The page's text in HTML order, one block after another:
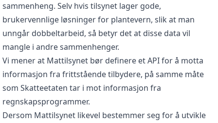
sammenheng. Selv hvis tilsynet lager gode,
brukervennlige løsninger for plantevern, slik at man
unngår dobbeltarbeid, så betyr det at disse data vil
mangle i andre sammenhenger.
Vi mener at Mattilsynet bør definere et API for å motta
informasjon fra frittstående tilbydere, på samme måte
som Skatteetaten tar i mot informasjon fra
regnskapsprogrammer.
Dersom Mattilsynet likevel bestemmer seg for å utvikle